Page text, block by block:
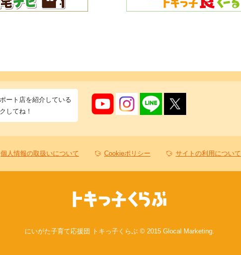
ート店を紹介している
してね！
個人情報の取扱いについて Cookieポリシー サイトの利用について
にいがた子育て応援団 トキっ子くらぶ © 2015 Glocal Marketing.